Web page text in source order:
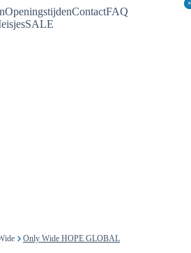
OpeningstijdenContactFAQ
SALE
×
×
Only Wide HOPE GLOBAL